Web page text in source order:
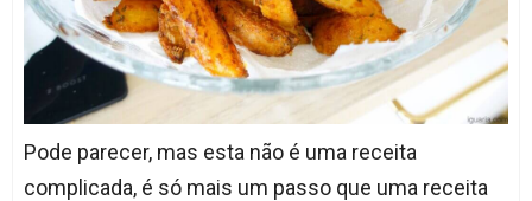
Pode parecer, mas esta não é uma receita
complicada, é só mais um passo que uma receita